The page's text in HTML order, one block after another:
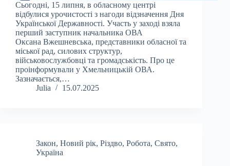
Сьогодні, 15 липня, в обласному центрі
відбулися урочистості з нагоди відзначення Дня
Української Державності. Участь у заході взяла
перший заступник начальника ОВА
Оксана Вжешневська, представники обласної та
міської рад, силових структур,
військовослужбовці та громадськість. Про це
проінформували у Хмельницькій ОВА.
Зазначається,…
Julia
15.07.2025
Закон, Новий рік, Різдво, Робота, Свято,
Україна